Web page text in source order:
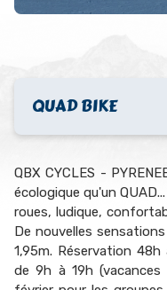
QUAD BIKE
QBX CYCLES -
écologique qu'un
roues, ludique,
De nouvelles sensations
1,95m. Réservation
de 9h à 19h